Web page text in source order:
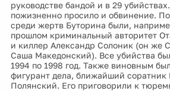
руководстве бандой и в 29
пожизненно просило и обвинение.
среди жертв Буторина были,
прошлом криминальный авторитет
и киллер Александр Солоник (он же
Саша Македонский). Все убийства
1994 по 1998 год. Также виновным
фигурант дела, ближайший соратник
Полянский. Его приговорили к